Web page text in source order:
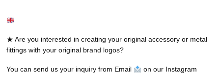
★ Are you interested in creating your original accessory or metal
fittings with your original brand logos?
You can send us your inquiry from Email
on our Instagram